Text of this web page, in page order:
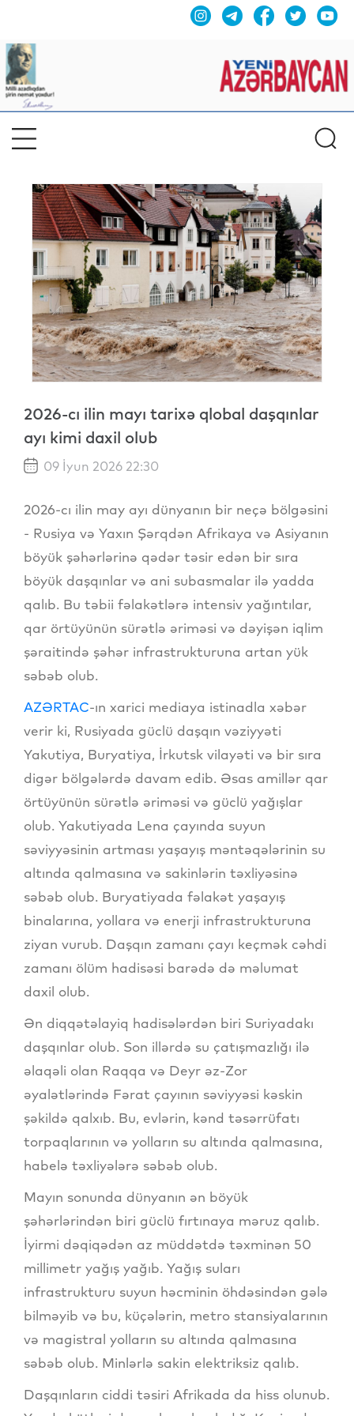
2026-cı ilin mayı tarixə qlobal daşqınlar
ayı kimi daxil olub
09 İyun 2026 22:30
2026-cı ilin may ayı dünyanın bir neçə bölgəsini
- Rusiya və Yaxın Şərqdən Afrikaya və Asiyanın
böyük şəhərlərinə qədər təsir edən bir sıra
böyük daşqınlar və ani subasmalar ilə yadda
qalıb. Bu təbii fəlakətlərə intensiv yağıntılar,
qar örtüyünün sürətlə əriməsi və dəyişən iqlim
şəraitində şəhər infrastrukturuna artan yük
səbəb olub.
AZƏRTAC-ın xarici mediaya istinadla xəbər
verir ki, Rusiyada güclü daşqın vəziyyəti
Yakutiya, Buryatiya, İrkutsk vilayəti və bir sıra
digər bölgələrdə davam edib. Əsas amillər qar
örtüyünün sürətlə əriməsi və güclü yağışlar
olub. Yakutiyada Lena çayında suyun
səviyyəsinin artması yaşayış məntəqələrinin su
altında qalmasına və sakinlərin təxliyəsinə
səbəb olub. Buryatiyada fəlakət yaşayış
binalarına, yollara və enerji infrastrukturuna
ziyan vurub. Daşqın zamanı çayı keçmək cəhdi
zamanı ölüm hadisəsi barədə də məlumat
daxil olub.
Ən diqqətəlayiq hadisələrdən biri Suriyadakı
daşqınlar olub. Son illərdə su çatışmazlığı ilə
əlaqəli olan Raqqa və Deyr əz-Zor
əyalətlərində Fərat çayının səviyyəsi kəskin
şəkildə qalxıb. Bu, evlərin, kənd təsərrüfatı
torpaqlarının və yolların su altında qalmasına,
habelə təxliyələrə səbəb olub.
Mayın sonunda dünyanın ən böyük
şəhərlərindən biri güclü fırtınaya məruz qalıb.
İyirmi dəqiqədən az müddətdə təxminən 50
millimetr yağış yağıb. Yağış suları
infrastrukturu suyun həcminin öhdəsindən gələ
bilməyib və bu, küçələrin, metro stansiyalarının
və magistral yolların su altında qalmasına
səbəb olub. Minlərlə sakin elektriksiz qalıb.
Daşqınların ciddi təsiri Afrikada da hiss olunub.